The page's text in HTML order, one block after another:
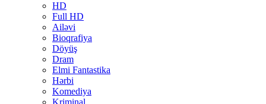
HD
Full HD
Ailəvi
Bioqrafiya
Döyüş
Dram
Elmi Fantastika
Hərbi
Komediya
Kriminal